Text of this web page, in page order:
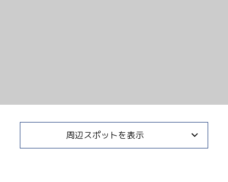
周辺スポットを表示